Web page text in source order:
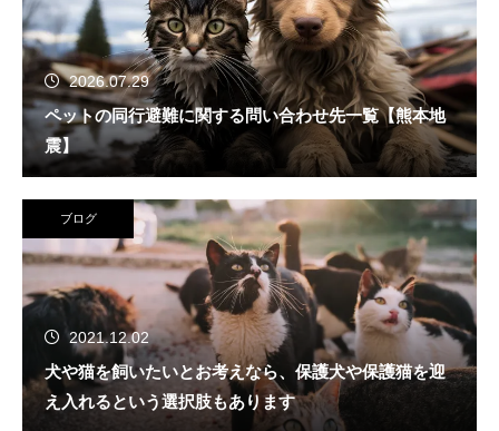
2026.07.29
ペットの同行避難に関する問い合わせ先一覧【熊本地
震】
ブログ
2021.12.02
犬や猫を飼いたいとお考えなら、保護犬や保護猫を迎
え入れるという選択肢もあります